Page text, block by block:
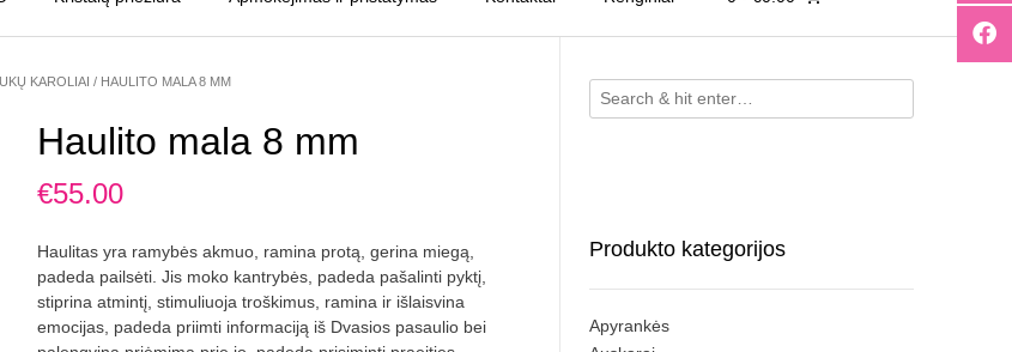
KAROLIAI / HAULITO MALA 8 MM
Haulito mala 8 mm
€55.00
Haulitas yra ramybės akmuo, ramina protą, gerina miegą,
padeda pailsėti. Jis moko kantrybės, padeda pašalinti pyktį,
stiprina atmintį, stimuliuoja troškimus, ramina ir išlaisvina
emocijas, padeda priimti informaciją iš Dvasios pasaulio bei
Produkto kategorijos
Apyrankės